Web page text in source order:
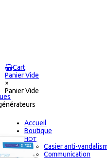
Cart
Panier Vide
×
Panier Vide
Accueil
Boutique
HOT
Casier anti-
Communication